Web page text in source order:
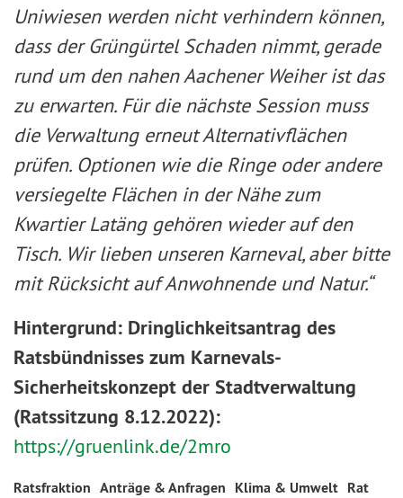
Uniwiesen werden nicht verhindern können,
dass der Grüngürtel Schaden nimmt, gerade
rund um den nahen Aachener Weiher ist das
zu erwarten. Für die nächste Session muss
die Verwaltung erneut Alternativflächen
prüfen. Optionen wie die Ringe oder andere
versiegelte Flächen in der Nähe zum
Kwartier Latäng gehören wieder auf den
Tisch. Wir lieben unseren Karneval, aber bitte
mit Rücksicht auf Anwohnende und Natur.“
Hintergrund: Dringlichkeitsantrag des
Ratsbündnisses zum Karnevals-
Sicherheitskonzept der Stadtverwaltung
(Ratssitzung 8.12.2022):
https://gruenlink.de/2mro
Ratsfraktion Anträge & Anfragen Klima & Umwelt Rat